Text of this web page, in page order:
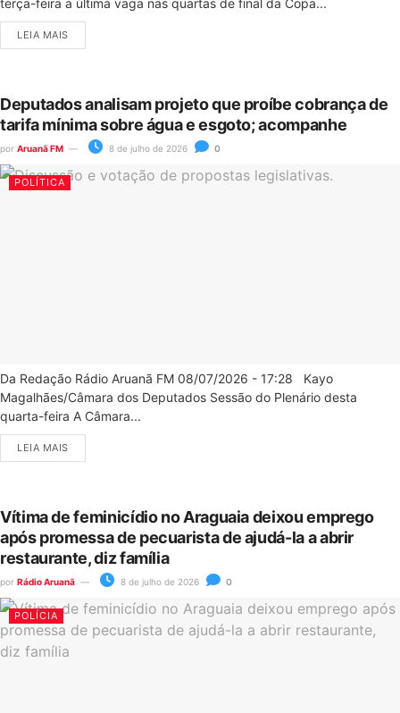
terça-feira a última vaga nas quartas de final da Copa...
LEIA MAIS
Deputados analisam projeto que proíbe cobrança de
tarifa mínima sobre água e esgoto; acompanhe
por Aruanã FM 8 de julho de 2026 0
POLÍTICA
Da Redação Rádio Aruanã FM 08/07/2026 - 17:28 Kayo
Magalhães/Câmara dos Deputados Sessão do Plenário desta
quarta-feira A Câmara...
LEIA MAIS
Vítima de feminicídio no Araguaia deixou emprego
após promessa de pecuarista de ajudá-la a abrir
restaurante, diz família
por Rádio Aruanã 8 de julho de 2026 0
POLÍCIA